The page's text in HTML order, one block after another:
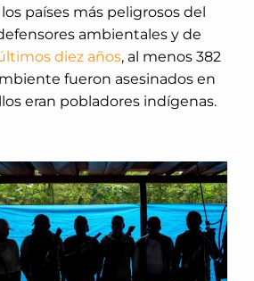
países más peligrosos del
ambientales y de
diez años, al menos 382
fueron asesinados en
eran pobladores indígenas.